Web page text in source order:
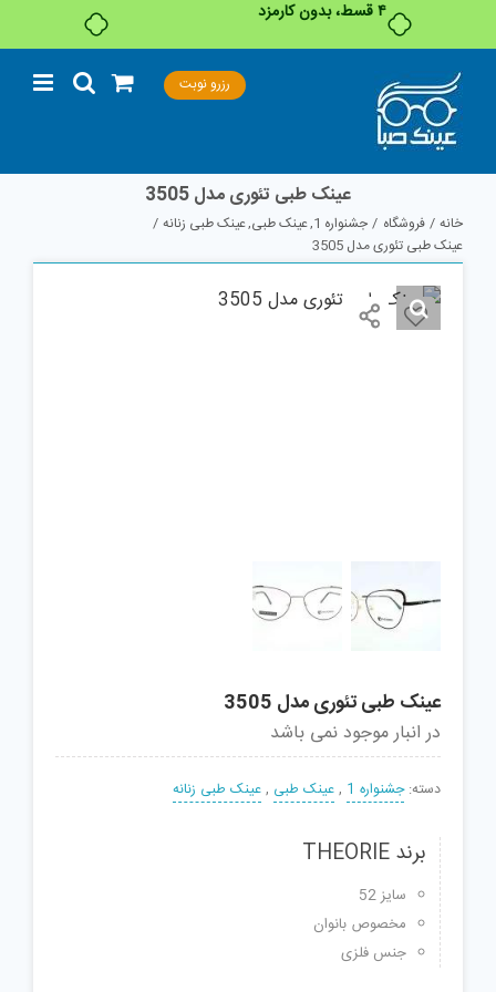
content
رزرو نوبت
عینک طبی تئوری مدل 3505
خانه فروشگاه جشنواره 1 عینک طبی عینک طبی زنانه
عینک طبی تئوری مدل 3505
عینک طبی تئوری مدل 3505
در انبار موجود نمی باشد
دسته:جشنواره 1 ,عینک طبی ,عینک طبی زنانه
برند THEORIE
سایز 52
مخصوص بانوان
جنس فلزی